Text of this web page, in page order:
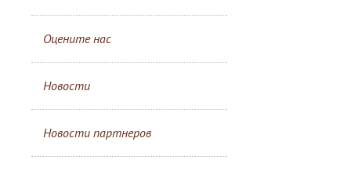
Оцените нас
Новости
Новости партнеров